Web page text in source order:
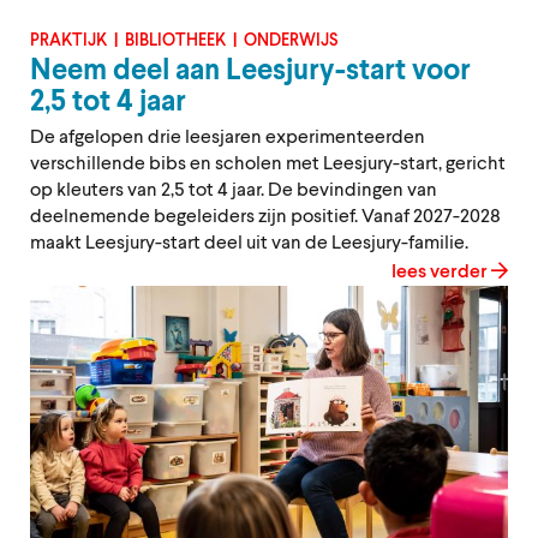
PRAKTIJK BIBLIOTHEEK ONDERWIJS
Neem deel aan Leesjury-start voor
2,5 tot 4 jaar
De afgelopen drie leesjaren experimenteerden
verschillende bibs en scholen met Leesjury-start, gericht
op kleuters van 2,5 tot 4 jaar. De bevindingen van
deelnemende begeleiders zijn positief. Vanaf 2027-2028
maakt Leesjury-start deel uit van de Leesjury-familie.
lees verder